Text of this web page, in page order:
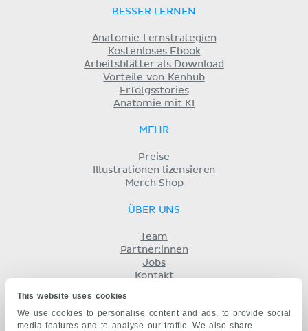
This website uses cookies
We use cookies to personalise content and ads, to provide social
media features and to analyse our traffic. We also share
BESSER LERNEN
Anatomie Lernstrategien
Kostenloses Ebook
Arbeitsblätter als Download
Vorteile von Kenhub
Erfolgsstories
Anatomie mit KI
MEHR
Preise
Illustrationen lizensieren
Merch Shop
ÜBER UNS
Team
Partner:innen
Jobs
Kontakt
Geschäftsbedingungen
Datenschutz
KENHUB AUF...